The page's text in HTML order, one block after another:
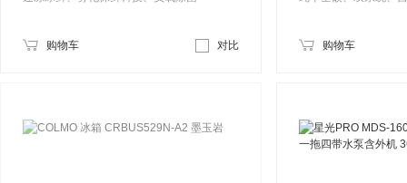
购物车 对比 购物车